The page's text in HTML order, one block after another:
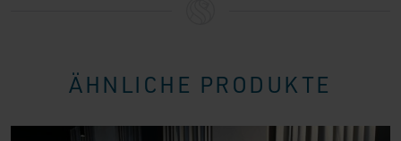
zwischen den folgenden Größen wählen:
140×200 bestehend aus einem Kopfteil, 2 Boxen, 1
ÄHNLICHE PRODUKTE